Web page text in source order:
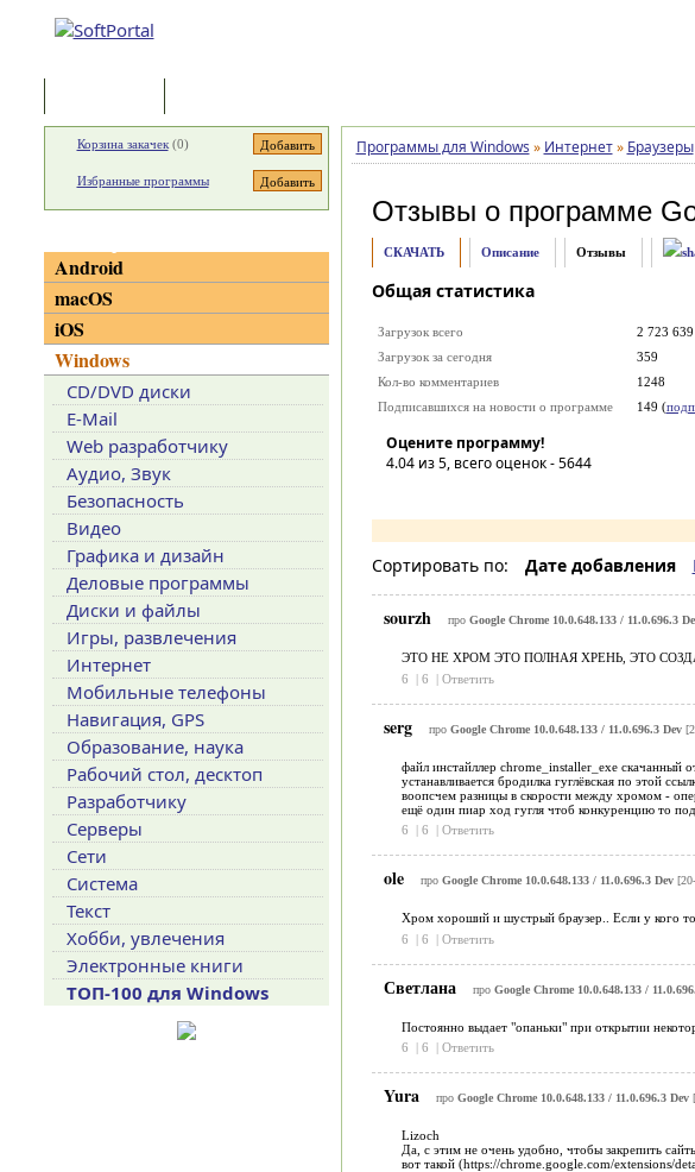
Программы для Windows » Интернет » Браузеры
Отзывы о программе
СКАЧАТЬ Описание Отзывы
Общая статистика
Загрузок всего
2 723 639
Загрузок за сегодня
359
Кол-во комментариев
1248
Подписавшихся на новости о программе
149 (
Оцените программу!
4.04из 5, всего оценок -5644
Сортировать по: Дате добавления
sourzh про Google Chrome 10.0.648.133 / 11.0.696.3
ЭТО НЕ ХРОМ ЭТО ПОЛНАЯ ХРЕНЬ, ЭТО
6
| 6 | Ответить
serg про Google Chrome 10.0.648.133 / 11.0.696.3 Dev
файл инстайллер chrome_installer_exe скачанный
устанавливается бродилка гуглёвская по этой
воопсчем разницы в скорости между хромом -
ещё один пиар ход гугля чтоб конкуренцию то
6
| 6 | Ответить
ole про Google Chrome 10.0.648.133 / 11.0.696.3 Dev[20-
Хром хороший и шустрый браузер.. Если у кого
6
| 6 | Ответить
Светлана про Google Chrome 10.0.648.133 /
Постоянно выдает "опаньки" при открытии
6
| 6 | Ответить
Yura про Google Chrome 10.0.648.133 / 11.0.696.3 Dev
Lizoch
Да, с этим не очень удобно, чтобы закрепить
вот такой (https://chrome.google.com/extensions/
Корзина закачек(0)
Избранные программы
Android
macOS
iOS
Windows
CD/DVD диски
E-Mail
Web разработчику
Аудио, Звук
Безопасность
Видео
Графика и дизайн
Деловые программы
Диски и файлы
Игры, развлечения
Интернет
Мобильные телефоны
Навигация, GPS
Образование, наука
Рабочий стол, десктоп
Разработчику
Серверы
Сети
Система
Текст
Хобби, увлечения
Электронные книги
ТОП-100 для Windows